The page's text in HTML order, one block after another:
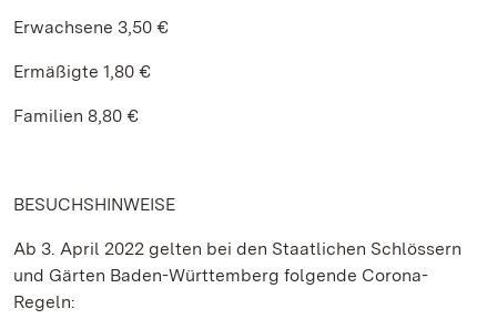
Erwachsene 3,50 €
Ermäßigte 1,80 €
Familien 8,80 €
BESUCHSHINWEISE
Ab 3. April 2022 gelten bei den Staatlichen Schlössern
und Gärten Baden-Württemberg folgende Corona-
Regeln: